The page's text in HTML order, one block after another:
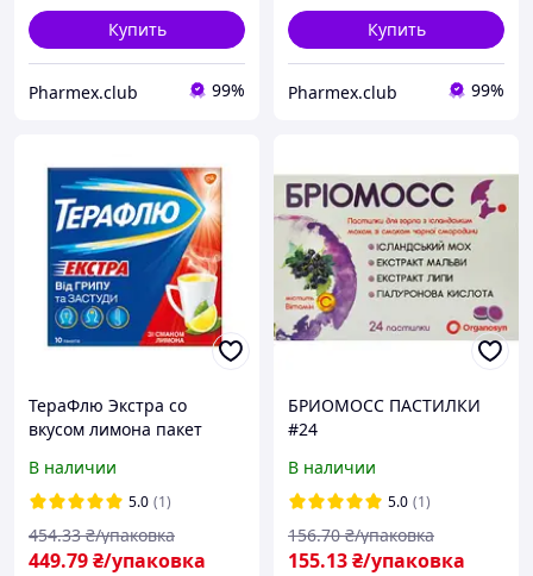
Купить
Pharmex.club 99%
Купить
Pharmex.club 99%
ТераФлю Экстра со
вкусом лимона пакет
В наличии
5.0 (1)
449.79₴/упаковка
454.33 ₴/упаковка
БРИОМОСС ПАСТИЛКИ
#24
В наличии
5.0 (1)
155.13₴/упаковка
156.70 ₴/упаковка